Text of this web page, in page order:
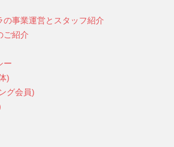
事業運営とスタッフ紹介
ご紹介
ー
)
グ会員)